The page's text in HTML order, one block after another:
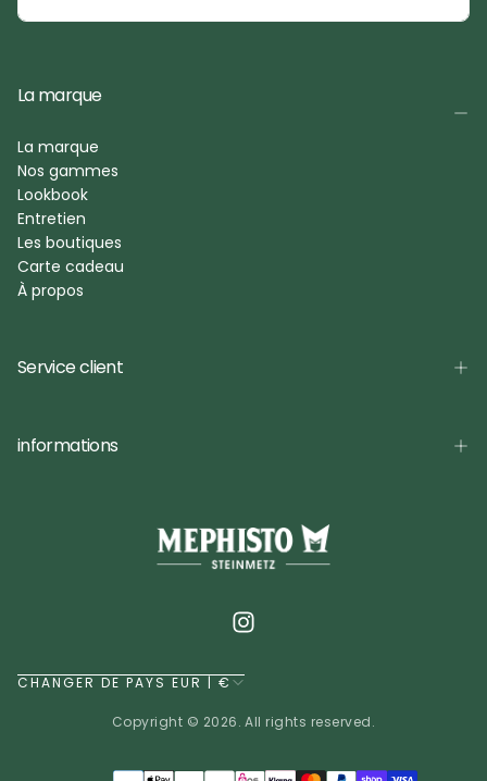
La marque
La marque
Nos gammes
Lookbook
Entretien
Les boutiques
Carte cadeau
À propos
Service client
informations
CHANGER DE PAYS EUR | €
Copyright © 2026. All rights reserved.